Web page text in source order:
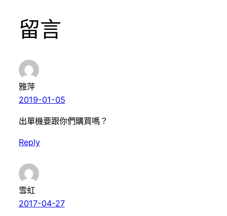
留言
雅萍
2019-01-05
出單機要跟你們購買嗎？
Reply
雪虹
2017-04-27